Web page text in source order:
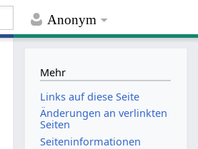
Anonym
Mehr
Links auf diese Seite
Änderungen an verlinkten
Seiten
Seiten­­informationen